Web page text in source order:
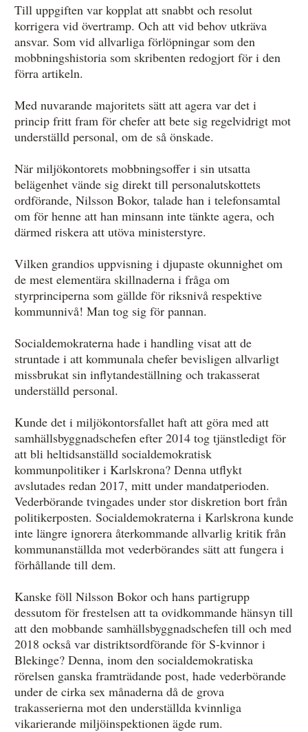
Till uppgiften var kopplat att snabbt och resolut
korrigera vid övertramp. Och att vid behov utkräva
ansvar. Som vid allvarliga förlöpningar som den
mobbningshistoria som skribenten redogjort för i den
förra artikeln.
Med nuvarande majoritets sätt att agera var det i
princip fritt fram för chefer att bete sig regelvidrigt mot
underställd personal, om de så önskade.
När miljökontorets mobbningsoffer i sin utsatta
belägenhet vände sig direkt till personalutskottets
ordförande, Nilsson Bokor, talade han i telefonsamtal
om för henne att han minsann inte tänkte agera, och
därmed riskera att utöva ministerstyre.
Vilken grandios uppvisning i djupaste okunnighet om
de mest elementära skillnaderna i fråga om
styrprinciperna som gällde för riksnivå respektive
kommunnivå! Man tog sig för pannan.
Socialdemokraterna hade i handling visat att de
struntade i att kommunala chefer bevisligen allvarligt
missbrukat sin inflytandeställning och trakasserat
underställd personal.
Kunde det i miljökontorsfallet haft att göra med att
samhällsbyggnadschefen efter 2014 tog tjänstledigt för
att bli heltidsanställd socialdemokratisk
kommunpolitiker i Karlskrona? Denna utflykt
avslutades redan 2017, mitt under mandatperioden.
Vederbörande tvingades under stor diskretion bort från
politikerposten. Socialdemokraterna i Karlskrona kunde
inte längre ignorera återkommande allvarlig kritik från
kommunanställda mot vederbörandes sätt att fungera i
förhållande till dem.
Kanske föll Nilsson Bokor och hans partigrupp
dessutom för frestelsen att ta ovidkommande hänsyn till
att den mobbande samhällsbyggnadschefen till och med
2018 också var distriktsordförande för S-kvinnor i
Blekinge? Denna, inom den socialdemokratiska
rörelsen ganska framträdande post, hade vederbörande
under de cirka sex månaderna då de grova
trakasserierna mot den underställda kvinnliga
vikarierande miljöinspektionen ägde rum.